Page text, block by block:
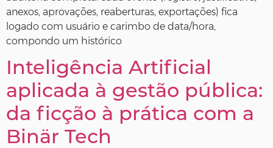
anexos, aprovações, reaberturas, exportações) fica
logado com usuário e carimbo de data/hora,
compondo um histórico
Inteligência Artificial
aplicada à gestão pública:
da ficção à prática com a
Binär Tech